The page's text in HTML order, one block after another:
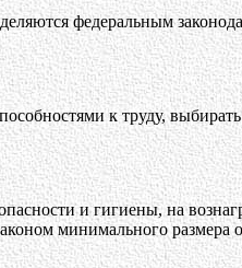
федеральным
к труду,
и гигиены, на
минимального размера